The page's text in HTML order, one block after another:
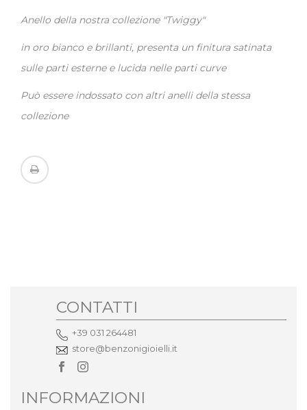
Anello della nostra collezione "Twiggy"
in oro bianco e brillanti, presenta un finitura satinata
sulle parti esterne e lucida nelle parti curve
Può essere indossato con altri anelli della stessa
collezione
CONTATTI
+39 031 264481
store@benzonigioielli.it
INFORMAZIONI